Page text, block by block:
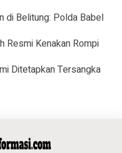
di Belitung: Polda Babel
Resmi Kenakan Rompi
Ditetapkan Tersangka